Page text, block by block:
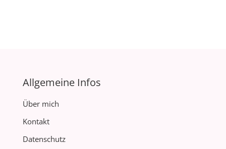
Allgemeine Infos
Über mich
Kontakt
Datenschutz